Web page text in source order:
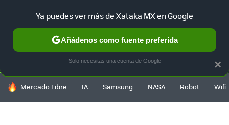
SELECCIÓN GAMING HOME AUTO TERRITORIO
HOY SE HABLA DE
Mercado Libre IA Samsung NASA Robot Wifi
×
Ya puedes ver más de Xataka MX en Google
Añádenos como fuente preferida
Solo necesitas una cuenta de Google